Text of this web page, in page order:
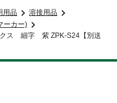
用品
溶接用品
ーカー)
クス 細字 紫 ZPK-S24【別送